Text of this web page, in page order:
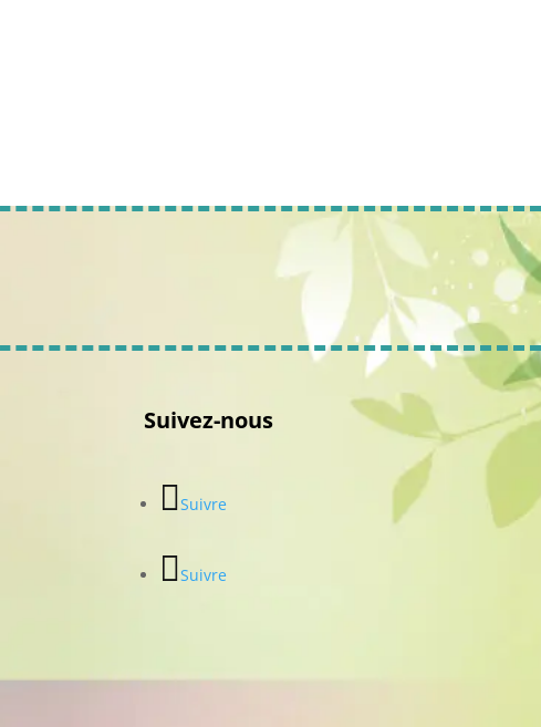
Suivez-nous
Suivre
Suivre